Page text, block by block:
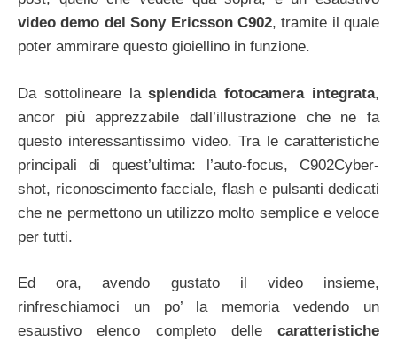
video demo del Sony Ericsson C902, tramite il quale
poter ammirare questo gioiellino in funzione.
Da sottolineare lasplendida fotocamera integrata,
ancor più apprezzabile dall’illustrazione che ne fa
questo interessantissimo video. Tra le caratteristiche
principali di quest’ultima: l’auto-focus, C902Cyber-
shot, riconoscimento facciale, flash e pulsanti dedicati
che ne permettono un utilizzo molto semplice e veloce
per tutti.
Ed ora, avendo gustato il video insieme,
rinfreschiamoci un po’ la memoria vedendo un
esaustivo elenco completo delle caratteristiche